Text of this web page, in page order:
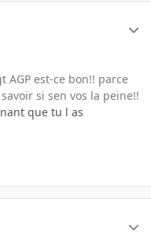
est-ce bon!! parce
si sen vos la peine!!
que tu l as